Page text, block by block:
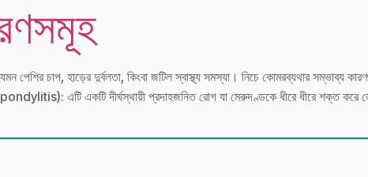
চাপ, হাড়ের দুর্বলতা, কিংবা জটিল স্বাস্থ্য সমস্যা। নিচে কোমরব্যথার সম্ভাব্য
এটি একটি দীর্ঘস্থায়ী প্রদাহজনিত রোগ যা মেরুদণ্ডকে ধীরে ধীরে শক্ত করে